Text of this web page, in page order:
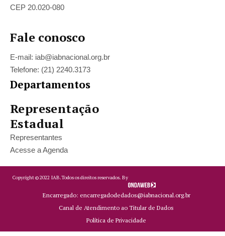
CEP 20.020-080
Fale conosco
E-mail: iab@iabnacional.org.br
Telefone: (21) 2240.3173
Departamentos
Representação
Estadual
Representantes
Acesse a Agenda
Copyright ©2022 IAB.Todos os direitos reservados. By
Encarregado: encarregadodedados@iabnacional.org.br
Canal de Atendimento ao Titular de Dados
Política de Privacidade